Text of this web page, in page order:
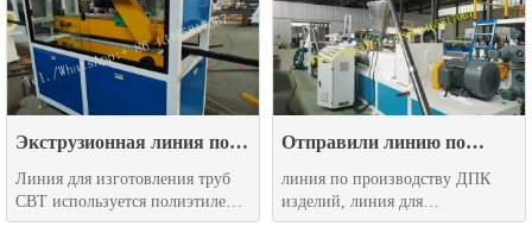
Экструзионная линия по
производству свт трубы из
полиэтилена
Линия для изготовления труб
СВТ используется полиэтилен
низкого давления (ПНД/HDPE)
Отправили линию по
производству ДПК изделий
в Хорватии
линия по производству ДПК
изделий, линия для
изготовления ДПК профилей из